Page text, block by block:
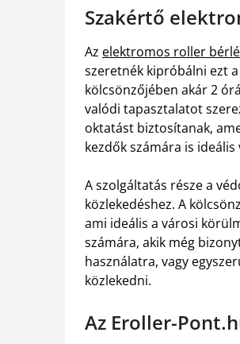
Szakértő
Az elektromos roller
szeretnék kipróbálni ezt
kölcsönzőjében akár 2
valódi tapasztalatot
oktatást biztosítanak,
kezdők számára is ideális
A szolgáltatás része a
közlekedéshez. A
ami ideális a városi
számára, akik még
használatra, vagy
közlekedni.
Az Eroller-